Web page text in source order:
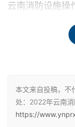
云南消防设施操
：已预
醒，请收到短信
补考名额。
报名条件 ：中级
本文来自投稿，不
处：2022年云南消
https://